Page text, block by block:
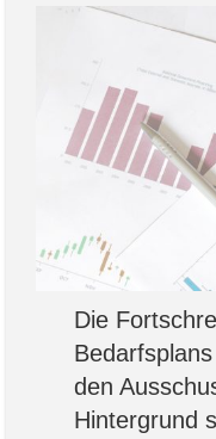
Die
den
Hintergrund